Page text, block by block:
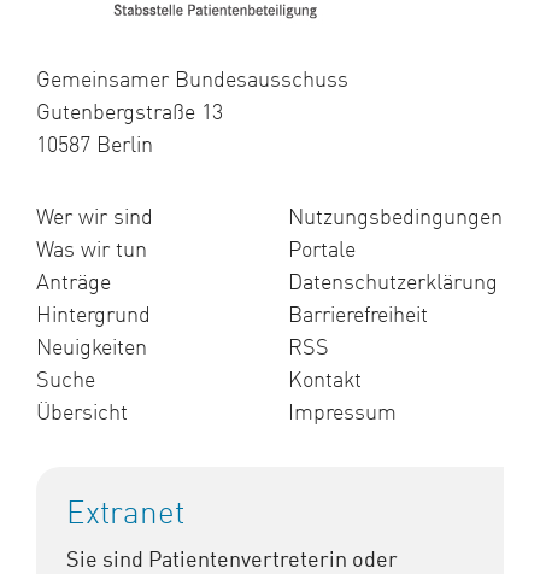
Gemeinsamer Bundesausschuss
Gutenbergstraße 13
10587 Berlin
Wer wir sind
Was wir tun
Anträge
Hintergrund
Neuigkeiten
Suche
Übersicht
Nutzungsbedingungen
Portale
Datenschutzerklärung
Barrierefreiheit
RSS
Kontakt
Impressum
Extranet
Sie sind Patientenvertreterin oder